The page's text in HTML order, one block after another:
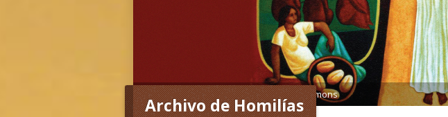
Archivo de Homilías
Home>Archivo de Homilías>Tagged Sermons